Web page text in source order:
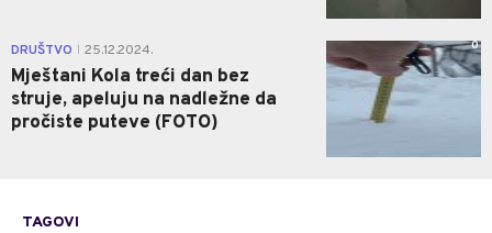
DRUŠTVO 25.12.2024.
Mještani Kola treći dan bez
struje, apeluju na nadležne da
pročiste puteve (FOTO)
0
TAGOVI